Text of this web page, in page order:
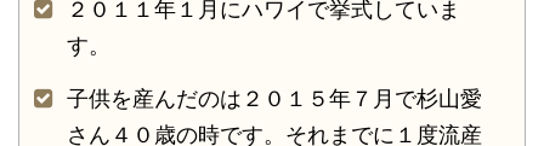
２０１１年１月にハワイで挙式していま
す。
子供を産んだのは２０１５年７月で杉山愛
さん４０歳の時です。それまでに１度流産